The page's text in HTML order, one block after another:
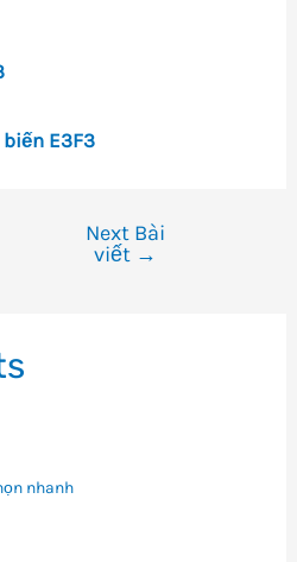
E3F3
Next Bài
viết →
nhanh